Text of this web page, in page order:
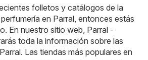
folletos y catálogos de la
en Parral, entonces estás
En nuestro sitio web, Parral -
toda la información sobre las
Las tiendas más populares en